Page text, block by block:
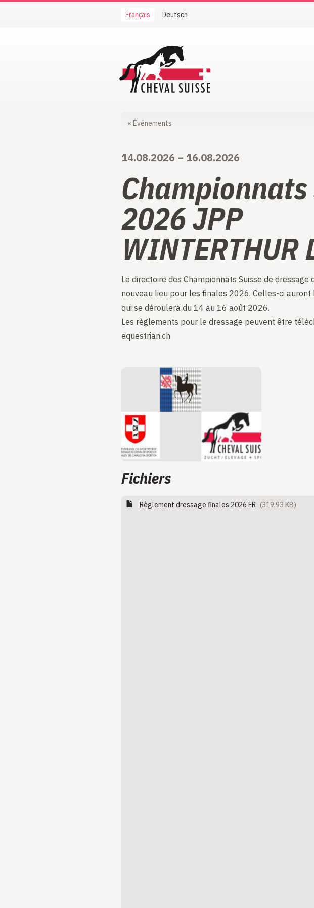
Français Deutsch
Cheval Suisse
« Événements
14.08.2026 – 16.08.2026
Championnats
2026 JPP
WINTERTHUR
Le directoire des Championnats Suisse de dressage
nouveau lieu pour les finales 2026. Celles-ci
qui se déroulera du 14 au 16 août 2026.
Les règlements pour le dressage peuvent être
equestrian.ch
Fichiers
Règlement dressage finales 2026 FR (319,93 KB)